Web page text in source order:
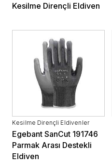
Kesilme Dirençli Eldiven
Kesilme Dirençli Eldivenler
Egebant SanCut 191746
Parmak Arası Destekli
Eldiven